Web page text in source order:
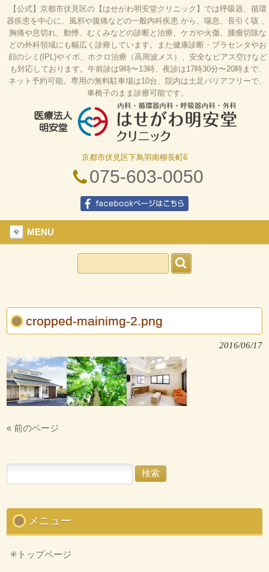
【公式】京都市伏見区の【はせがわ明安堂クリニック】では呼吸器、循環
器疾患を中心に、風邪や腹痛などの一般内科疾患 から、喘息、長引く咳 、
胸痛や息切れ、動悸、むくみなどの診断と治療、ケガや火傷、腫瘤切除な
どの外科領域にも幅広く診療しています。また健康診断・プラセンタやお
顔のシミ(IPL)やイボ、ホクロ治療（高周波メス）、安全なピアス空けなど
も対応しております。午前診は9時〜13時、夜診は17時30分〜20時まで、
ネット予約可能。専用の無料駐車場は10台、院内は土足バリアフリーで、
車椅子のまま診療可能です。
はせがわ明安堂クリニックの公式HP、京都市伏見
区の内科、呼吸器科、循環器科、外科の診療、オン
ライン診療、駐車場10台、web予約、バリアフリ
ー、プラセンタ
京都市伏見区下鳥羽南柳長町6
075-603-0050
MENU
cropped-mainimg-2.png
2016/06/17
« 前のページ
索:
メニュー
✳️トップページ